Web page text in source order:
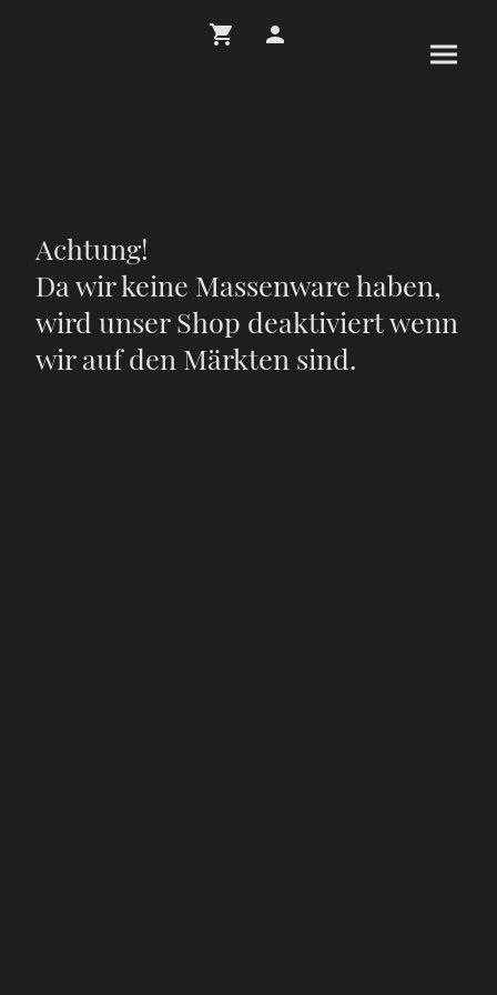
Achtung!
Da wir keine Massenware haben,
wird unser Shop deaktiviert wenn
wir auf den Märkten sind.